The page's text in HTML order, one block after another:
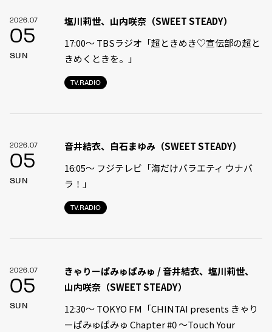
2026.07
05
SUN
TV.RADIO
塩川莉世、山内咲奈（SWEET STEADY）
17:00〜 TBSラジオ「超ときめき♡宣伝部の超と
きめくときを。」
2026.07
05
SUN
TV.RADIO
音井結衣、白石まゆみ（SWEET STEADY）
16:05〜 フジテレビ「海だけバラエティ ウナバ
ラ！」
2026.07
05
SUN
きゃりーぱみゅぱみゅ / 音井結衣、塩川莉世、
山内咲奈（SWEET STEADY）
12:30〜 TOKYO FM「CHINTAI presents きゃり
ーぱみゅぱみゅ Chapter #0 〜Touch Your